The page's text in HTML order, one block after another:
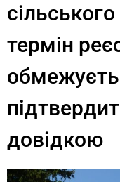
термін
довідкою